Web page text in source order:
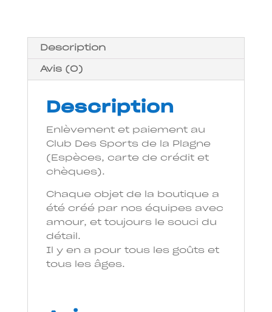
Description
Avis (0)
Description
Enlèvement et paiement au
Club Des Sports de la Plagne
(Espèces, carte de crédit et
chèques).
Chaque objet de la boutique a
été créé par nos équipes avec
amour, et toujours le souci du
détail.
Il y en a pour tous les goûts et
tous les âges.